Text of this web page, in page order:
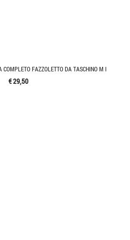
FAZZOLETTO DA TASCHINO M I
€ 29,50